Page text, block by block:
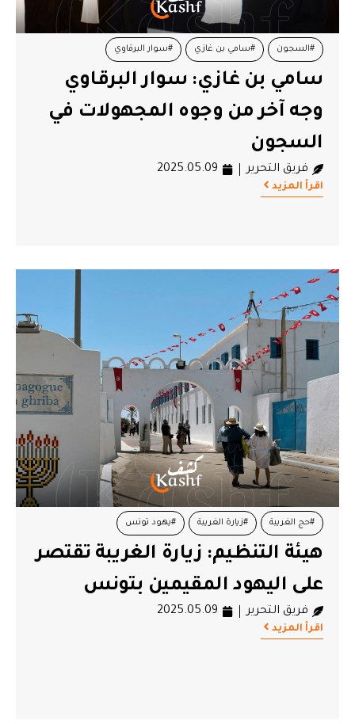
#السجون #سامي بن غازي #سوار البرقاوي
سامي بن غازي: سوار البرقاوي
وجه آخر من وجوه المجهولات في
السجون
فريق التحرير 2025.05.09
اقرأ المزيد
#حج الغريبة #زيارة الغريبة #يهود تونس
هيئة التنظيم: زيارة الغريبة تقتصر
على اليهود المقيمين بتونس
فريق التحرير 2025.05.09
اقرأ المزيد